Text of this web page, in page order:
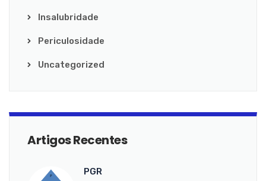
Insalubridade
Periculosidade
Uncategorized
Artigos Recentes
PGR